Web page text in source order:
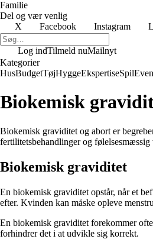
Familie
Del og vær venlig
X
Facebook Instagram
Log indTilmeld nuMailnyt
Kategorier
HusBudgetTøjHyggeEkspertiseSpil
Biokemisk
Biokemisk graviditet og abort er
fertilitetsbehandlinger og
Biokemisk graviditet
En biokemisk graviditet opstår, når et
efter. Kvinden kan måske opleve
En biokemisk graviditet forekommer
forhindrer det i at udvikle sig korrekt.